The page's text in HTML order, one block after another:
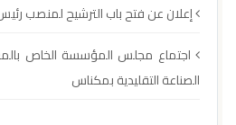
إعلان عن فتح باب الترشيح لمنصب
اجتماع مجلس المؤسسة الخاص
الصناعة التقليدية بمكناس